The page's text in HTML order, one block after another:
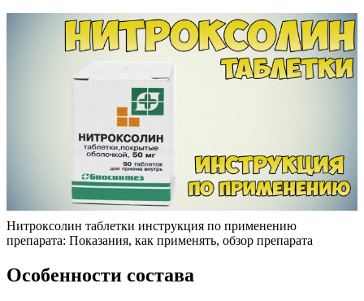
Нитроксолин таблетки инструкция по применению
препарата: Показания, как применять, обзор препарата
Особенности состава